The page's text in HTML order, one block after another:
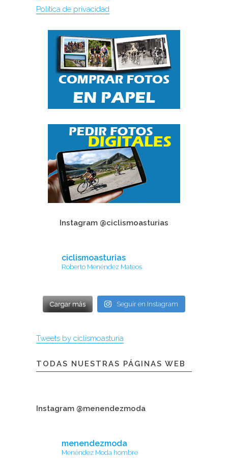
Política de privacidad
Instagram @ciclismoasturias
ciclismoasturias
Roberto Menéndez Mateos
Cargar más Seguir en Instagram
Tweets by ciclismoasturia
TODAS NUESTRAS PÁGINAS WEB
Instagram @menendezmoda
menendezmoda
Menéndez Moda hombre